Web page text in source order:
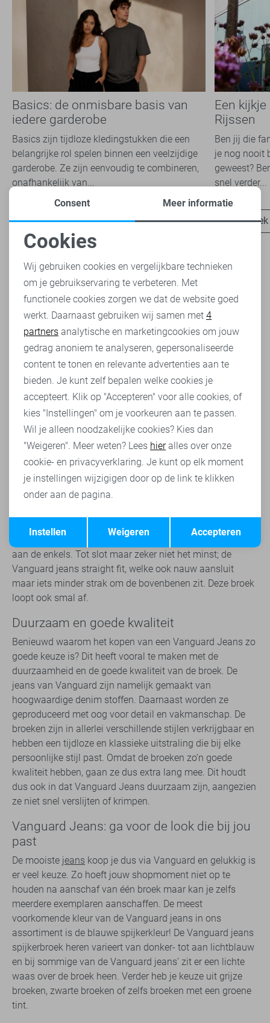
Basics: de onmisbare basis van
iedere garderobe
Basics zijn tijdloze kledingstukken die een
belangrijke rol spelen binnen een veelzijdige
garderobe. Ze zijn eenvoudig te combineren,
onafhankelijk van...
Ontdek nu
Een
Rijssen
Ben jij die
je nog nooit
geweest?
snel verder...
Vanguard jeans zijn broeken gericht op de stoere man. De
broeken ogen avontuurlijk, stoer, mannelijk en puur. Met
een Vanguard jeans ga je mee met de tijd, want Vanguard
richt zich op de trends omtrent de wereld van de broek.
Een Vanguard Jeans is comfortabel en de prijs-kwaliteit
verhouding is erg goed. Al met al trek je met de aanschaf
van een Vanguard Jeans hoe dan ook aan het langste
eind. Ben je op zoek naar een mooi model Vanguard jeans
om aan te schaffen? Kijk snel in ons Vanguard
assortiment!
Soorten Vanguard jeans
Bij Sans zijn er verschillende Vanguard jeans modellen te
vinden. Om te beginnen kan je kiezen voor de Vanguard
jeans regular fit, welke nauw aansluit op taille en heup
is een erg populair model de Vanguard jeans slim fit. Ook
nauw aansluitend op taille en heup maar loopt smal af tot
aan de enkels. Tot slot maar zeker niet het minst; de
Vanguard jeans straight fit, welke ook nauw aansluit
maar iets minder strak om de bovenbenen zit. Deze broek
loopt ook smal af.
Duurzaam en goede kwaliteit
Benieuwd waarom het kopen van een Vanguard Jeans zo
goede keuze is? Dit heeft vooral te maken met de
duurzaamheid en de goede kwaliteit van de broek. De
jeans van Vanguard zijn namelijk gemaakt van
hoogwaardige denim stoffen. Daarnaast worden ze
geproduceerd met oog voor detail en vakmanschap. De
broeken zijn in allerlei verschillende stijlen verkrijgbaar en
hebben een tijdloze en klassieke uitstraling die bij elke
persoonlijke stijl past. Omdat de broeken zo’n goede
kwaliteit hebben, gaan ze dus extra lang mee. Dit houdt
dus ook in dat Vanguard Jeans duurzaam zijn, aangezien
ze niet snel verslijten of krimpen.
Vanguard Jeans: ga voor de look die bij jou
past
De mooiste jeans koop je dus via Vanguard en gelukkig is
er veel keuze. Zo hoeft jouw shopmoment niet op te
houden na aanschaf van één broek maar kan je zelfs
meerdere exemplaren aanschaffen. De meest
voorkomende kleur van de Vanguard jeans in ons
assortiment is de blauwe spijkerkleur! De Vanguard jeans
spijkerbroek heren varieert van donker- tot aan lichtblauw
en bij sommige van de Vanguard jeans’ zit er een lichte
waas over de broek heen. Verder heb je keuze uit grijze
broeken, zwarte broeken of zelfs broeken met een groene
tint.
Noodzakelijke cookies
Personalisatie cookies
Analytische cookies
Marketing cookies
Terug Opslaan
Consent Meer informatie
Cookies
Wij gebruiken cookies en vergelijkbare technieken
om je gebruikservaring te verbeteren. Met
functionele cookies zorgen we dat de website goed
werkt. Daarnaast gebruiken wij samen met 4
partners analytische en marketingcookies om jouw
gedrag anoniem te analyseren, gepersonaliseerde
content te tonen en relevante advertenties aan te
bieden. Je kunt zelf bepalen welke cookies je
accepteert. Klik op "Accepteren" voor alle cookies, of
kies "Instellingen" om je voorkeuren aan te passen.
Wil je alleen noodzakelijke cookies? Kies dan
"Weigeren". Meer weten? Lees hieralles over onze
cookie- en privacyverklaring. Je kunt op elk moment
je instellingen wijzigigen door op de link te klikken
onder aan de pagina.
Accepteren
Weigeren
Instellen